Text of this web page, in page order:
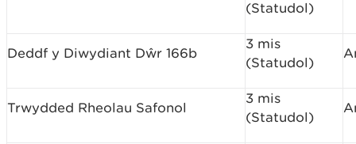
(Statudol)
Deddf y Diwydiant Dŵr 166b
3 mis
(Statudol)
Trwydded Rheolau Safonol
3 mis
(Statudol)